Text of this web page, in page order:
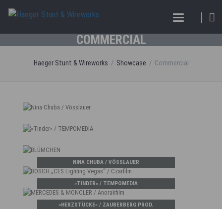
COMMERCIAL
Haeger Stunt & Wireworks Showcase Commercial
NINA CHUBA / VÖSSLAUER
»TINDER« / TEMPOMEDIA
»HERZSTÜCKE« / ZAUBERBERG PROD.